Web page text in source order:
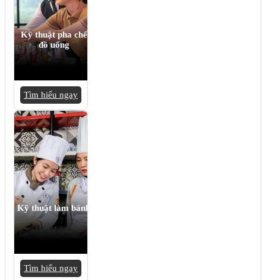
Kỹ thuật pha chế
đồ uống
Tìm hiểu ngay
Kỹ thuật làm bánh
Tìm hiểu ngay